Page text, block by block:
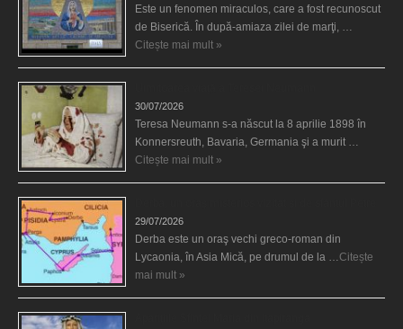
Este un fenomen miraculos, care a fost recunoscut
de Biserică. În după-amiaza zilei de marţi, …
Citește mai mult »
30/07/2026
Teresa Neumann s-a născut la 8 aprilie 1898 în
Konnersreuth, Bavaria, Germania şi a murit …
Citește mai mult »
29/07/2026
Derba este un oraş vechi greco-roman din
Lycaonia, în Asia Mică, pe drumul de la …Citește
mai mult »